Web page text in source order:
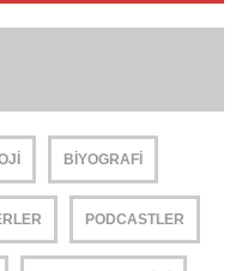
BIYOGRAFI
PODCASTLER